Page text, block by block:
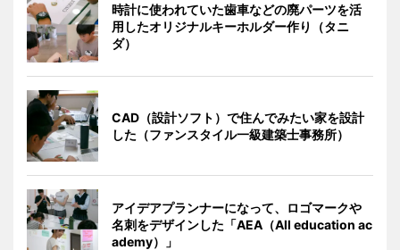
時計に使われていた歯車などの廃パーツを活
用したオリジナルキーホルダー作り（タニ
ダ）
CAD（設計ソフト）で住んでみたい家を設計
した（ファンスタイル一級建築士事務所）
アイデアプランナーになって、ロゴマークや
名刺をデザインした「AEA（All education ac
ademy）」